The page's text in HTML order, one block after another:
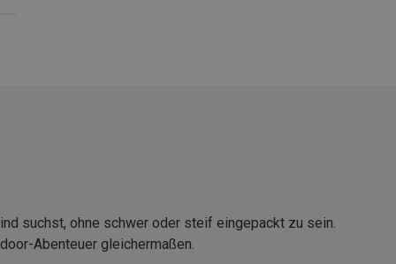
suchst, ohne schwer oder steif eingepackt zu sein.
Abenteuer gleichermaßen.